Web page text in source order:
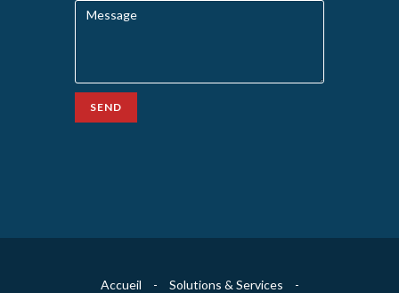
SEND
Accueil - Solutions & Services
-